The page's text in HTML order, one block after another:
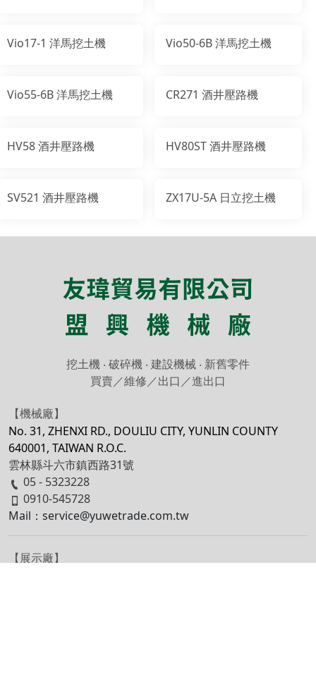
Vio17-1 洋馬挖土機 Vio50-6B 洋馬挖土機
Vio55-6B 洋馬挖土機 CR271 酒井壓路機
HV58 酒井壓路機 HV80ST 酒井壓路機
SV521 酒井壓路機 ZX17U-5A 日立挖土機
挖土機 ‧ 破碎機 ‧ 建設機械 ‧ 新舊零件
買賣／維修／出口／進出口
【機械廠】
No. 31, ZHENXI RD., DOULIU CITY, YUNLIN COUNTY
640001, TAIWAN R.O.C.
雲林縣斗六市鎮西路31號
05 - 5323228
0910-545728
Mail：service@yuwetrade.com.tw
【展示廠】